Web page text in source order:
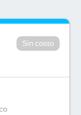
Sin costo